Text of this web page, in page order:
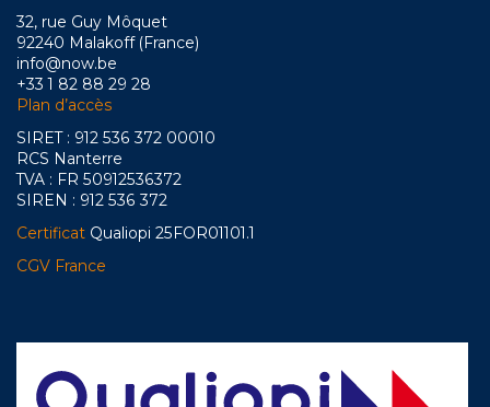
32, rue Guy Môquet
92240 Malakoff (France)
info@now.be
+33 1 82 88 29 28
Plan d’accès
SIRET : 912 536 372 00010
RCS Nanterre
TVA : FR 50912536372
SIREN : 912 536 372
Certificat Qualiopi 25FOR01101.1
CGV France